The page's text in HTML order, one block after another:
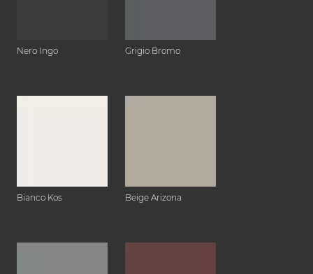
Nero Ingo Grigio Bromo
Bianco Kos Beige Arizona